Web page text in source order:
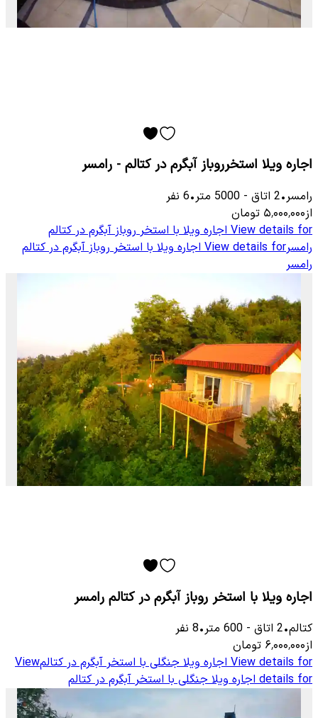
اجاره ویلا استخرروباز آبگرم در کتالم - رامسر
رامسر•
2 اتاق -
5000 متر•
6 نفر
از۵٬۰۰۰٬۰۰۰ تومان
View details for اجاره ویلا با استخر روباز آبگرم در کتالم
رامسرView details for اجاره ویلا با استخر روباز آبگرم در کتالم
رامسر
اجاره ویلا با استخر روباز آبگرم در کتالم رامسر
کتالم•
2 اتاق -
600 متر•
8 نفر
از۶٬۰۰۰٬۰۰۰ تومان
View details for اجاره ویلا جنگلی با استخر آبگرم در کتالمView
details for اجاره ویلا جنگلی با استخر آبگرم در کتالم